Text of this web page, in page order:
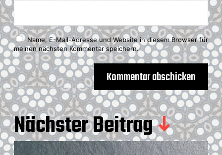
Name, E-Mail-Adresse und Website in diesem Browser für
meinen nächsten Kommentar speichern.
Nächster Beitrag